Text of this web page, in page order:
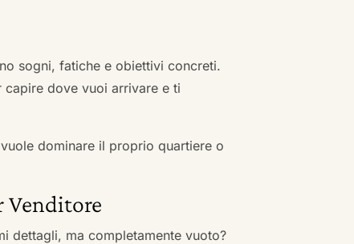
sogni, fatiche e obiettivi concreti.
dove vuoi arrivare e ti
dominare il proprio quartiere o
Venditore
dettagli, ma completamente vuoto?